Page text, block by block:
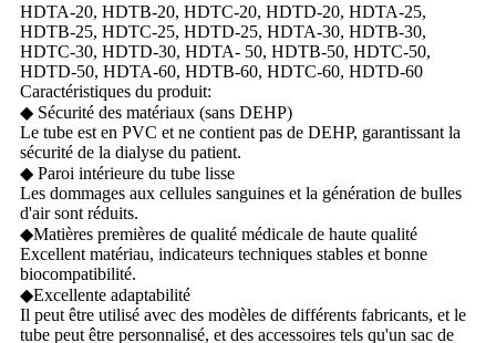
HDTA-20, HDTB-20, HDTC-20, HDTD-20, HDTA-25,
HDTB-25, HDTC-25, HDTD-25, HDTA-30, HDTB-30,
HDTC-30, HDTD-30, HDTA- 50, HDTB-50, HDTC-50,
HDTD-50, HDTA-60, HDTB-60, HDTC-60, HDTD-60
Caractéristiques du produit:
◆ Sécurité des matériaux (sans DEHP)
Le tube est en PVC et ne contient pas de DEHP, garantissant la
sécurité de la dialyse du patient.
◆ Paroi intérieure du tube lisse
Les dommages aux cellules sanguines et la génération de bulles
d'air sont réduits.
◆Matières premières de qualité médicale de haute qualité
Excellent matériau, indicateurs techniques stables et bonne
biocompatibilité.
◆Excellente adaptabilité
Il peut être utilisé avec des modèles de différents fabricants, et le
tube peut être personnalisé, et des accessoires tels qu'un sac de